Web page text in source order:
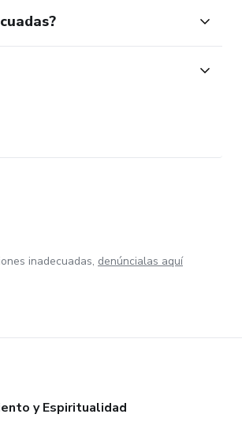
inadecuadas, denúncialas aquí
y Espiritualidad